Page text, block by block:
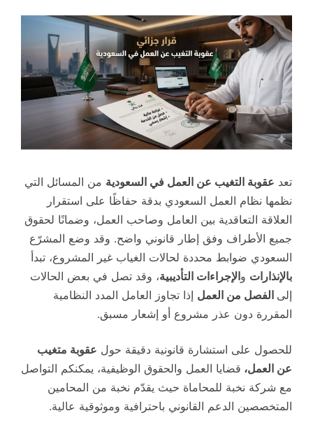
تعد عقوبة التغيب عن العمل في السعودية من المسائل التي
نظمها نظام العمل السعودي بدقة حفاظًا على استقرار
العلاقة التعاقدية بين العامل وصاحب العمل، وضمانًا لحقوق
جميع الأطراف وفق إطار قانوني واضح. وقد وضع المشرّع
السعودي ضوابط محددة لحالات الغياب غير المشروع، تبدأ
بالإنذارات والإجراءات التأديبية، وقد تصل في بعض الحالات
إلى الفصل من العمل إذا تجاوز العامل المدد النظامية
المقررة دون عذر مشروع أو إشعار مسبق.
للحصول على استشارة قانونية دقيقة حول عقوبة متغيب
عن العمل، قضايا العمل والحقوق الوظيفية، يمكنكم التواصل
مع شركة نخبة للمحاماة حيث يقدّم نخبة من المحامين
المتخصصين الدعم القانوني باحترافية وموثوقية عالية.